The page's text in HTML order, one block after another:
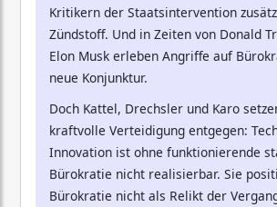
Kritikern der Staatsintervention
Zündstoff. Und in Zeiten von Donald
Elon Musk erleben Angriffe auf
neue Konjunktur.
Doch Kattel, Drechsler und Karo
kraftvolle Verteidigung entgegen:
Innovation ist ohne funktionierende
Bürokratie nicht realisierbar. Sie
Bürokratie nicht als Relikt der